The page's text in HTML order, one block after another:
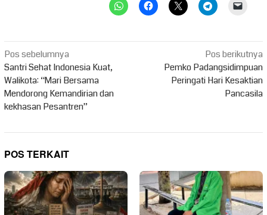
Navigasi
pos
Pos sebelumnya
Santri Sehat Indonesia Kuat,
Walikota: “Mari Bersama
Mendorong Kemandirian dan
kekhasan Pesantren”
Pos berikutnya
Pemko Padangsidimpuan
Peringati Hari Kesaktian
Pancasila
POS TERKAIT